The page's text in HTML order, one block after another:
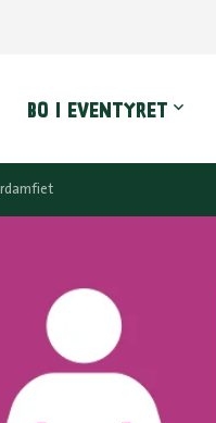
BO I EVENTYRET